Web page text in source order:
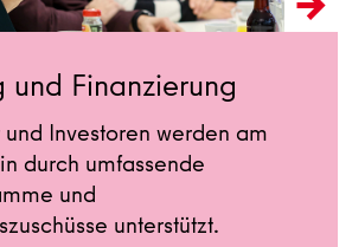
und Finanzierung
Investoren werden am
durch umfassende
und
unterstützt.